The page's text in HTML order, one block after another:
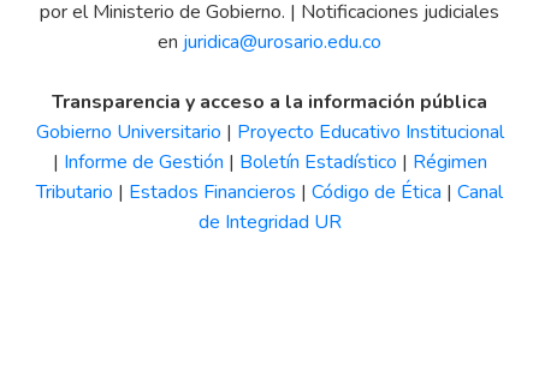
por el Ministerio de Gobierno. | Notificaciones judiciales
en juridica@urosario.edu.co
Transparencia y acceso a la información pública
Gobierno Universitario | Proyecto Educativo Institucional
| Informe de Gestión | Boletín Estadístico | Régimen
Tributario | Estados Financieros | Código de Ética | Canal
de Integridad UR